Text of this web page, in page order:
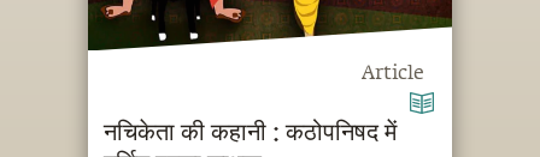
Article
नचिकेता की कहानी : कठोपनिषद में